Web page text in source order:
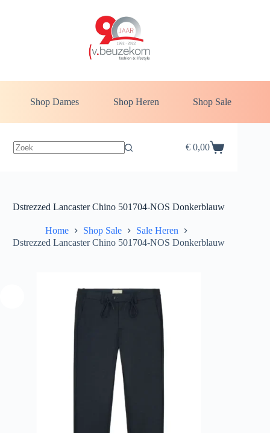
Shop Dames Shop Heren Shop Sale
Winkelwagen
€0,00
Dstrezzed Lancaster Chino 501704-NOS Donkerblauw
Home Shop Sale
Sale Heren
Dstrezzed Lancaster Chino 501704-NOS Donkerblauw